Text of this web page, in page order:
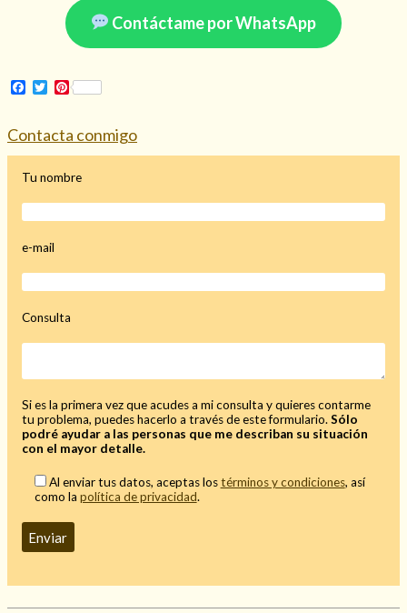
(72)
Tarot online
(372)
Mi rincón
Mi Blog
¿Qué es el tarot?
Contáctame por WhatsApp
Facebook
Twitter
Pinterest
Contacta conmigo
Tu nombre
e-mail
Consulta
Si es la primera vez que acudes a mi consulta y quieres contarme
tu problema, puedes hacerlo a través de este formulario.Sólo
podré ayudar a las personas que me describan su situación
con el mayor detalle.
Al enviar tus datos, aceptas lostérminos y condiciones, así
como la política de privacidad.